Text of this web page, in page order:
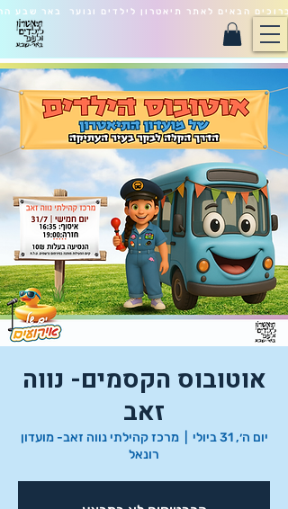
ברוכים הבאים לאתר תיאטרון לילדים ונוער באר שבע
אוטובוס הקסמים- נווה
זאב
יום ה׳, 31 ביולי
  |
מרכז קהילתי נווה זאב- מועדון
רונאל